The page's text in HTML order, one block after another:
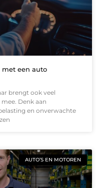
met een auto
brengt ook veel
Denk aan
en onverwachte
AUTO’S EN MOTOREN